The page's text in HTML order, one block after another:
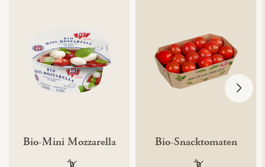
Bio-Mini Mozzarella Bio-Snacktomaten